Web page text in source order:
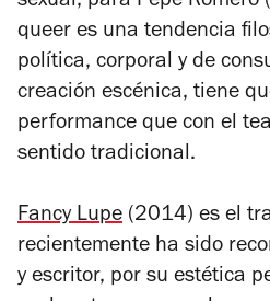
queer es una tendencia
política, corporal y de
creación escénica, tiene
performance que con el
sentido tradicional.
Fancy Lupe (2014) es el
recientemente ha sido
y escritor, por su estética